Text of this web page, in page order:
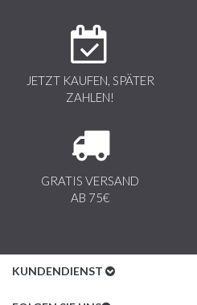
JETZT KAUFEN, SPÄTER
ZAHLEN!
GRATIS VERSAND
AB 75€
KUNDENDIENST
Kundenservice